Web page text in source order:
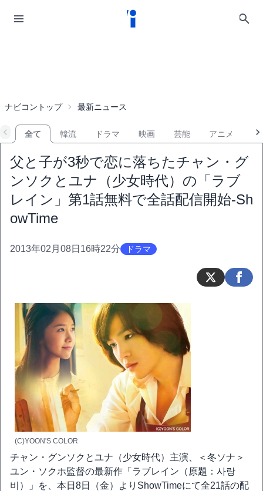
ナビコントップ 最新ニュース
全て 韓流 ドラマ 映画 芸能 アニメ
父と子が3秒で恋に落ちたチャン・グ
ンソクとユナ（少女時代）の「ラブ
レイン」第1話無料で全話配信開始-Sh
owTime
2013年02月08日16時22分 ドラマ
(C)YOON'S COLOR
チャン・グンソクとユナ（少女時代）主演、＜冬ソナ＞
ユン・ソクホ監督の最新作「ラブレイン（原題：사랑
비）」を、本日8日（金）よりShowTimeにて全21話の配